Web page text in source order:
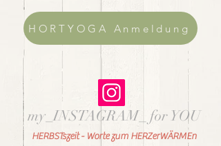
HORTYOGA Anmeldung
my_INSTAGRAM_ for YOU
HERBSTszeit - Worte zum HERZerWÄRMEn